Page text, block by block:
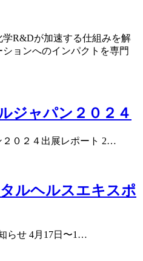
R&Dが加速する仕組みを解
ョンへのインパクトを専門
ジャパン２０２４
０２４出展レポート 2…
ルヘルスエキスポ
らせ 4月17日〜1…